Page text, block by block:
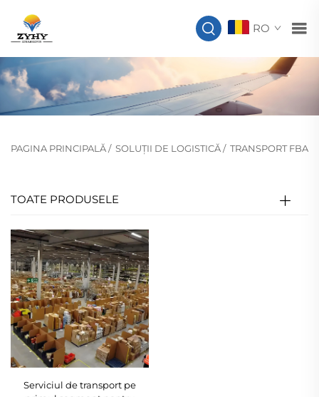
RO
PAGINA PRINCIPALĂ/ SOLUȚII DE LOGISTICĂ/ TRANSPORT FBA
TOATE PRODUSELE
Serviciul de transport pe